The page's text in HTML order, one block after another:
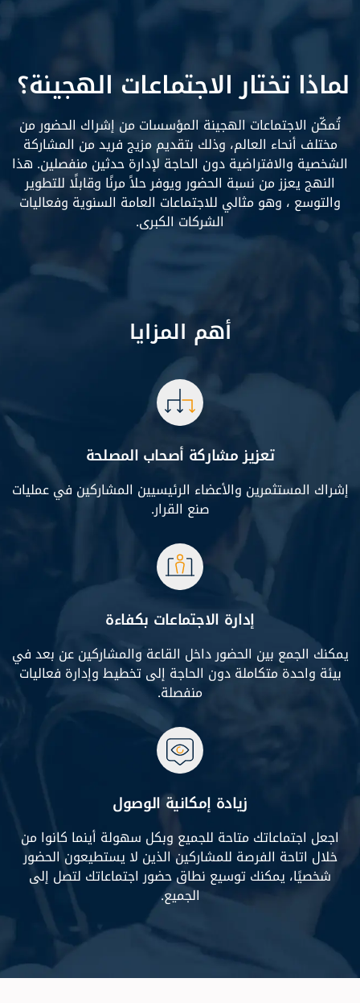
لماذا تختار الاجتماعات الهجينة؟
تُمكّن الاجتماعات الهجينة المؤسسات من إشراك الحضور من
مختلف أنحاء العالم، وذلك بتقديم مزيج فريد من المشاركة
الشخصية والافتراضية دون الحاجة لإدارة حدثين منفصلين. هذا
النهج يعزز من نسبة الحضور ويوفر حلاً مرنًا وقابلًا للتطوير
والتوسع ، وهو مثالي للاجتماعات العامة السنوية وفعاليات
الشركات الكبرى.
أهم المزايا
تعزيز مشاركة أصحاب المصلحة
إشراك المستثمرين والأعضاء الرئيسيين المشاركين في عمليات
صنع القرار.
إدارة الاجتماعات بكفاءة
يمكنك الجمع بين الحضور داخل القاعة والمشاركين عن بعد في
بيئة واحدة متكاملة دون الحاجة إلى تخطيط وإدارة فعاليات
منفصلة.
زيادة إمكانية الوصول
اجعل اجتماعاتك متاحة للجميع وبكل سهولة أينما كانوا من
خلال اتاحة الفرصة للمشاركين الذين لا يستطيعون الحضور
شخصيًا، يمكنك توسيع نطاق حضور اجتماعاتك لتصل إلى
الجميع.